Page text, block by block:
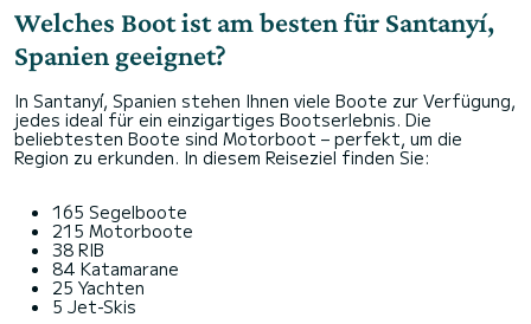
Welches Boot ist am besten für Santanyí,
Spanien geeignet?
In Santanyí, Spanien stehen Ihnen viele Boote zur Verfügung,
jedes ideal für ein einzigartiges Bootserlebnis. Die
beliebtesten Boote sind Motorboot – perfekt, um die
Region zu erkunden. In diesem Reiseziel finden Sie:
165 Segelboote
215 Motorboote
38 RIB
84 Katamarane
25 Yachten
5 Jet-Skis